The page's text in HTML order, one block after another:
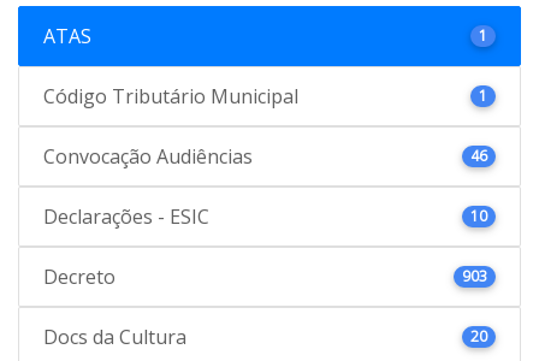
ATAS 1
Código Tributário Municipal 1
Convocação Audiências 46
Declarações - ESIC 10
Decreto 903
Docs da Cultura 20